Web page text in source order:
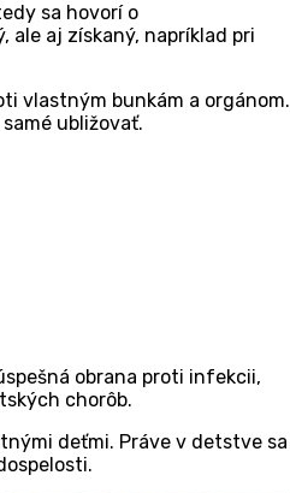
sa hovorí o
ale aj získaný, napríklad pri
vlastným bunkám a orgánom.
ubližovať.
obrana proti infekcii,
chorôb.
deťmi. Práve v detstve sa